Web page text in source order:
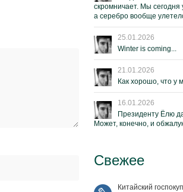
скромничает. Мы
а серебро вообще
25.01.2026
Winter is coming...
21.01.2026
Как хорошо, что у
16.01.2026
Президенту Ёлю
Может, конечно, и
Свежее
Китайский